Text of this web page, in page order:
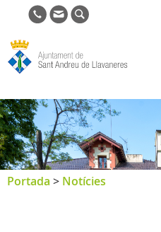
de Sant
Andreu de
Llavaneres
Portada > Notícies